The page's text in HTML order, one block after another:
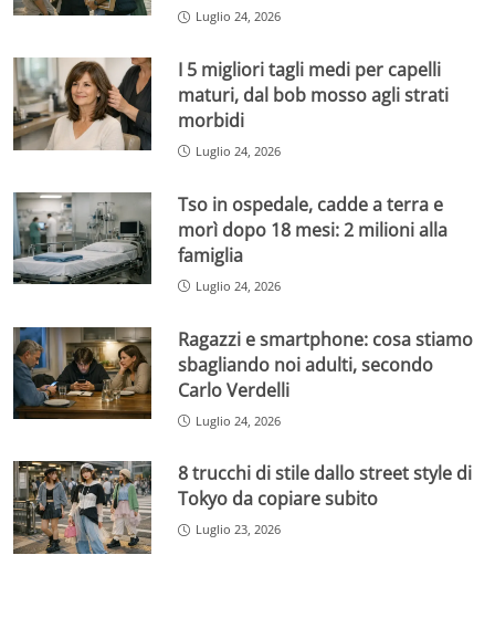
Luglio 24, 2026
I 5 migliori tagli medi per capelli
maturi, dal bob mosso agli strati
morbidi
Luglio 24, 2026
Tso in ospedale, cadde a terra e
morì dopo 18 mesi: 2 milioni alla
famiglia
Luglio 24, 2026
Ragazzi e smartphone: cosa stiamo
sbagliando noi adulti, secondo
Carlo Verdelli
Luglio 24, 2026
8 trucchi di stile dallo street style di
Tokyo da copiare subito
Luglio 23, 2026